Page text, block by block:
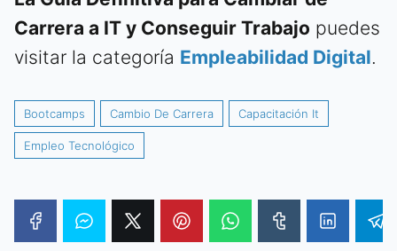
Carrera a IT y Conseguir Trabajo puedes
visitar la categoría Empleabilidad Digital.
Bootcamps Cambio De Carrera Capacitación It
Empleo Tecnológico